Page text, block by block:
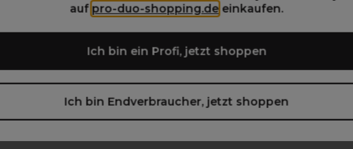
auf pro-duo-shopping.deeinkaufen.
Ich bin ein Profi, jetzt shoppen
Ich bin Endverbraucher, jetzt shoppen
zu entwickeln um das bis zu 60-fache**